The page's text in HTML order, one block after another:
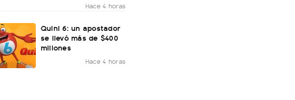
Hace 4 horas
Quini 6: un apostador
se llevó más de $400
millones
Hace 4 horas